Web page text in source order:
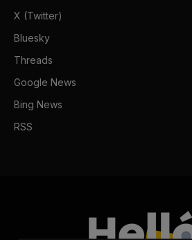
X (Twitter)
Bluesky
Threads
Google News
Bing News
RSS